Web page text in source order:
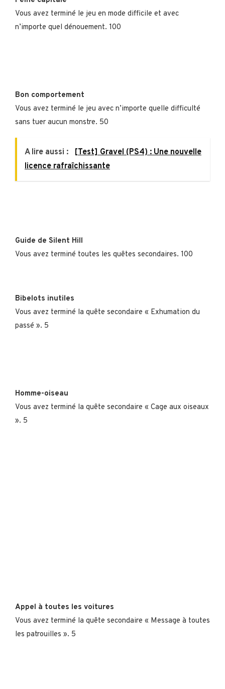
Vous avez terminé le jeu en mode difficile et avec
n’importe quel dénouement. 100
Bon comportement
Vous avez terminé le jeu avec n’importe quelle difficulté
sans tuer aucun monstre. 50
A lire aussi :
[Test] Gravel (PS4) : Une nouvelle
licence rafraîchissante
Guide de Silent Hill
Vous avez terminé toutes les quêtes secondaires. 100
Bibelots inutiles
Vous avez terminé la quête secondaire « Exhumation du
passé ». 5
Homme-oiseau
Vous avez terminé la quête secondaire « Cage aux oiseaux
». 5
Appel à toutes les voitures
Vous avez terminé la quête secondaire « Message à toutes
les patrouilles ». 5